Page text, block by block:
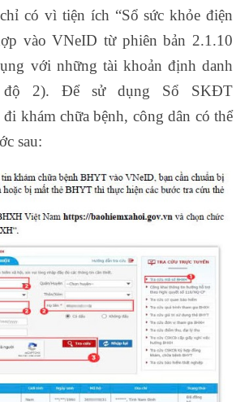
có vì tiện ích “Sổ sức khỏe điện
vào VNeID từ phiên bản 2.1.10
với những tài khoản định danh
2). Để sử dụng Sổ SKĐT
khám chữa bệnh, công dân có thể
sau: